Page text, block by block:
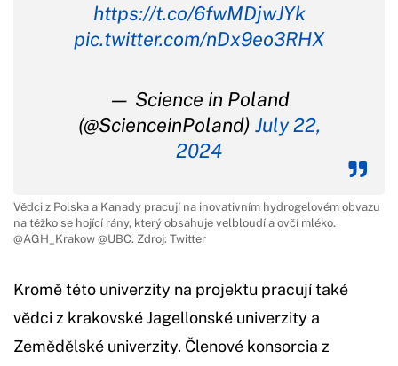
https://t.co/6fwMDjwJYk
pic.twitter.com/nDx9eo3RHX
— Science in Poland
(@ScienceinPoland) July 22,
2024
Vědci z Polska a Kanady pracují na inovativním hydrogelovém obvazu
na těžko se hojící rány, který obsahuje velbloudí a ovčí mléko.
@AGH_Krakow @UBC. Zdroj: Twitter
Kromě této univerzity na projektu pracují také
vědci z krakovské Jagellonské univerzity a
Zemědělské univerzity. Členové konsorcia z